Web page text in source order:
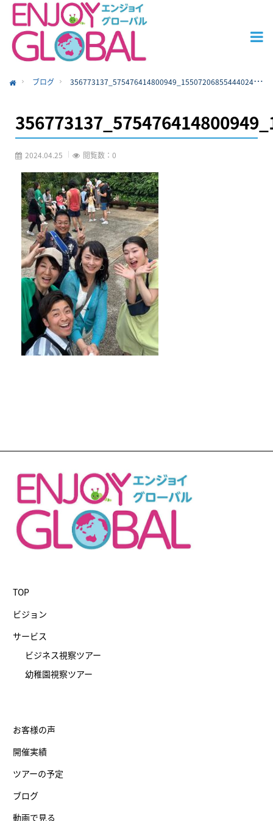
ブログ 356773137_575476414800949_1550720685544402473_n
2024.04.25 閲覧数：0
TOP
ビジョン
サービス
ビジネス視察ツアー
幼稚園視察ツアー
お客様の声
開催実績
ツアーの予定
ブログ
動画で見る